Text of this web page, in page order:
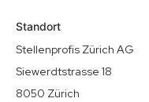
Standort
Stellenprofis Zürich AG
Siewerdtstrasse 18
8050 Zürich